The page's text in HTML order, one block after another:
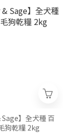
Sage】全犬種 百
狗乾糧 2kg